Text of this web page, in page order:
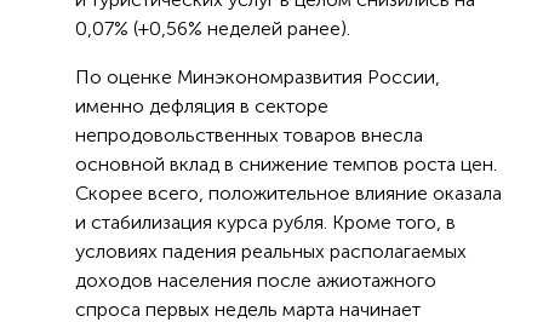
0,07% (+0,56% неделей ранее).
По оценке Минэкономразвития России,
именно дефляция в секторе
непродовольственных товаров внесла
основной вклад в снижение темпов роста цен.
Скорее всего, положительное влияние оказала
и стабилизация курса рубля. Кроме того, в
условиях падения реальных располагаемых
доходов населения после ажиотажного
спроса первых недель марта начинает